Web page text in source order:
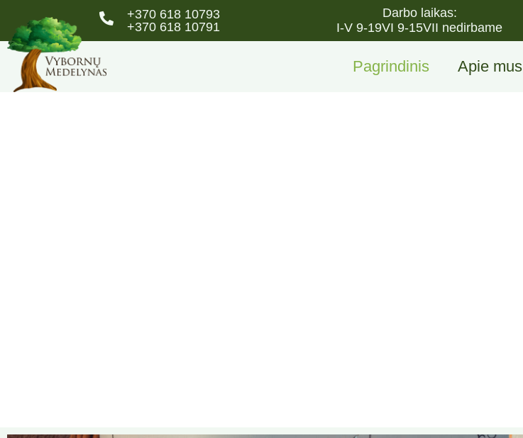
+370 618 10793
+370 618 10791
Darbo laikas:
I-V 9-19VI 9-15VII nedirbame
Pagrindinis Apie mus